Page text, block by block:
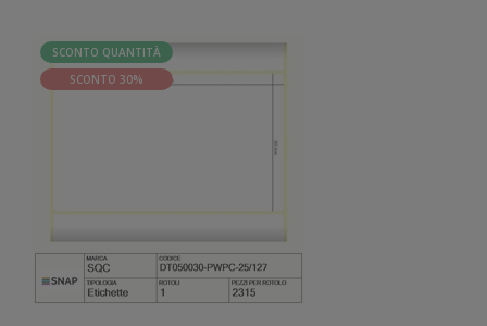
SCONTO QUANTITÀ
SCONTO 30%